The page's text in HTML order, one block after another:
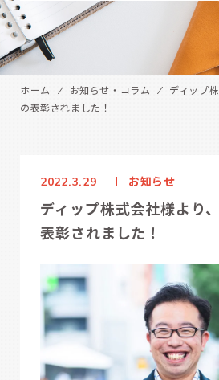
ホーム お知らせ・コラム
ディップ
の表彰されました！
2022.3.29 お知らせ
ディップ株式会社様より
表彰されました！